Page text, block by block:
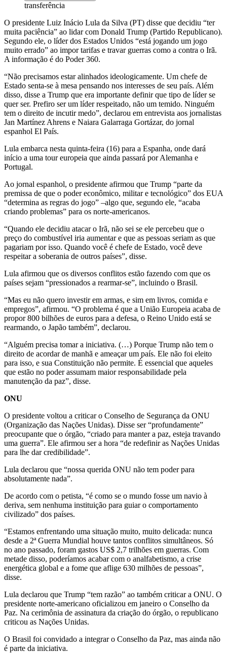
transferência
O presidente Luiz Inácio Lula da Silva (PT) disse que decidiu “ter
muita paciência” ao lidar com Donald Trump (Partido Republicano).
Segundo ele, o líder dos Estados Unidos “está jogando um jogo
muito errado” ao impor tarifas e travar guerras como a contra o Irã.
A informação é do Poder 360.
“Não precisamos estar alinhados ideologicamente. Um chefe de
Estado senta-se à mesa pensando nos interesses de seu país. Além
disso, disse a Trump que era importante definir que tipo de líder se
quer ser. Prefiro ser um líder respeitado, não um temido. Ninguém
tem o direito de incutir medo”, declarou em entrevista aos jornalistas
Jan Martínez Ahrens e Naiara Galarraga Gortázar, do jornal
espanhol El País.
Lula embarca nesta quinta-feira (16) para a Espanha, onde dará
início a uma tour europeia que ainda passará por Alemanha e
Portugal.
Ao jornal espanhol, o presidente afirmou que Trump “parte da
premissa de que o poder econômico, militar e tecnológico” dos EUA
“determina as regras do jogo” –algo que, segundo ele, “acaba
criando problemas” para os norte-americanos.
“Quando ele decidiu atacar o Irã, não sei se ele percebeu que o
preço do combustível iria aumentar e que as pessoas seriam as que
pagariam por isso. Quando você é chefe de Estado, você deve
respeitar a soberania de outros países”, disse.
Lula afirmou que os diversos conflitos estão fazendo com que os
países sejam “pressionados a rearmar-se”, incluindo o Brasil.
“Mas eu não quero investir em armas, e sim em livros, comida e
empregos”, afirmou. “O problema é que a União Europeia acaba de
propor 800 bilhões de euros para a defesa, o Reino Unido está se
rearmando, o Japão também”, declarou.
“Alguém precisa tomar a iniciativa. (…) Porque Trump não tem o
direito de acordar de manhã e ameaçar um país. Ele não foi eleito
para isso, e sua Constituição não permite. É essencial que aqueles
que estão no poder assumam maior responsabilidade pela
manutenção da paz”, disse.
ONU
O presidente voltou a criticar o Conselho de Segurança da ONU
(Organização das Nações Unidas). Disse ser “profundamente”
preocupante que o órgão, “criado para manter a paz, esteja travando
uma guerra”. Ele afirmou ser a hora “de redefinir as Nações Unidas
para lhe dar credibilidade”.
Lula declarou que “nossa querida ONU não tem poder para
absolutamente nada”.
De acordo com o petista, “é como se o mundo fosse um navio à
deriva, sem nenhuma instituição para guiar o comportamento
civilizado” dos países.
“Estamos enfrentando uma situação muito, muito delicada: nunca
desde a 2ª Guerra Mundial houve tantos conflitos simultâneos. Só
no ano passado, foram gastos US$ 2,7 trilhões em guerras. Com
metade disso, poderíamos acabar com o analfabetismo, a crise
energética global e a fome que aflige 630 milhões de pessoas”,
disse.
Lula declarou que Trump “tem razão” ao também criticar a ONU. O
presidente norte-americano oficializou em janeiro o Conselho da
Paz. Na cerimônia de assinatura da criação do órgão, o republicano
criticou as Nações Unidas.
O Brasil foi convidado a integrar o Conselho da Paz, mas ainda não
é parte da iniciativa.